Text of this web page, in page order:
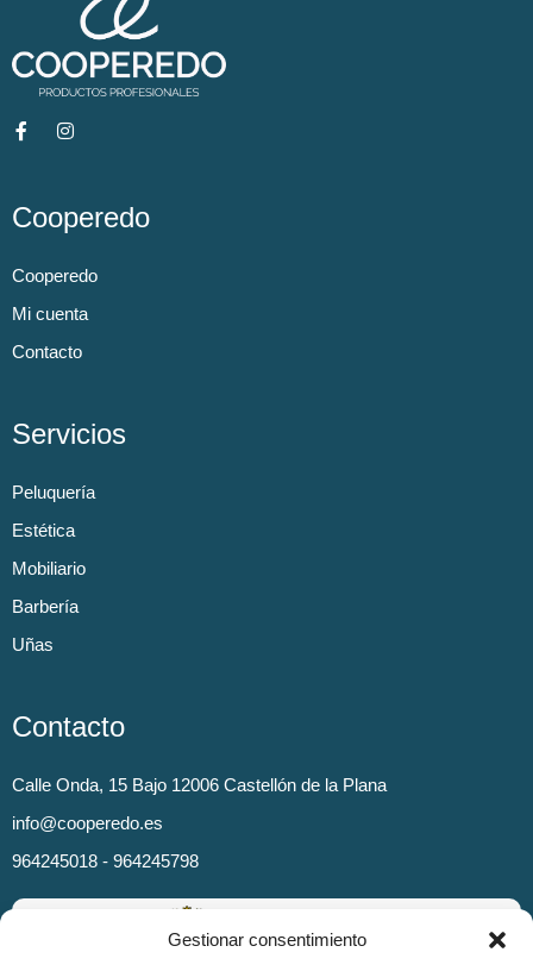
Gestionar consentimiento
Cooperedo
Cooperedo
Mi cuenta
Contacto
Servicios
Peluquería
Estética
Mobiliario
Barbería
Uñas
Contacto
Calle Onda, 15 Bajo 12006 Castellón de la Plana
info@cooperedo.es
964245018 - 964245798